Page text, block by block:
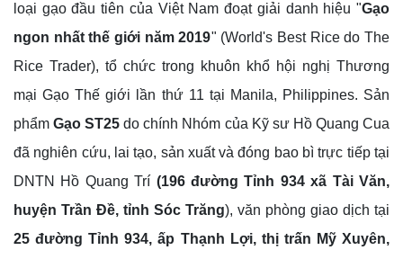
loại gạo đầu tiên của Việt Nam đoạt giải danh hiệu "Gạo
ngon nhất thế giới năm 2019" (World's Best Rice do The
Rice Trader), tổ chức trong khuôn khổ hội nghị Thương
mại Gạo Thế giới lần thứ 11 tại Manila, Philippines. Sản
phẩmGạo ST25 do chính Nhóm của Kỹ sư Hồ Quang Cua
đã nghiên cứu, lai tạo, sản xuất và đóng bao bì trực tiếp tại
DNTN Hồ Quang Trí (196 đường Tỉnh 934 xã Tài Văn,
huyện Trần Đề, tỉnh Sóc Trăng), văn phòng giao dịch tại
25 đường Tỉnh 934, ấp Thạnh Lợi, thị trấn Mỹ Xuyên,